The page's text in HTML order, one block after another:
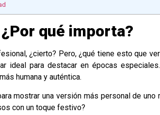
qué importa?
¿cierto? Pero, ¿qué tiene esto que
ideal para destacar en épocas
humana y auténtica.
mostrar una versión más personal de
con un toque festivo?